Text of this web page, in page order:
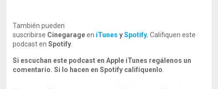
También pueden
suscribirse Cinegarageen iTunes ySpotify. Califiquen este
podcast enSpotify
Si escuchan este podcast en Apple iTunes regálenos un
comentario. Si lo hacen en Spotify califíquenlo